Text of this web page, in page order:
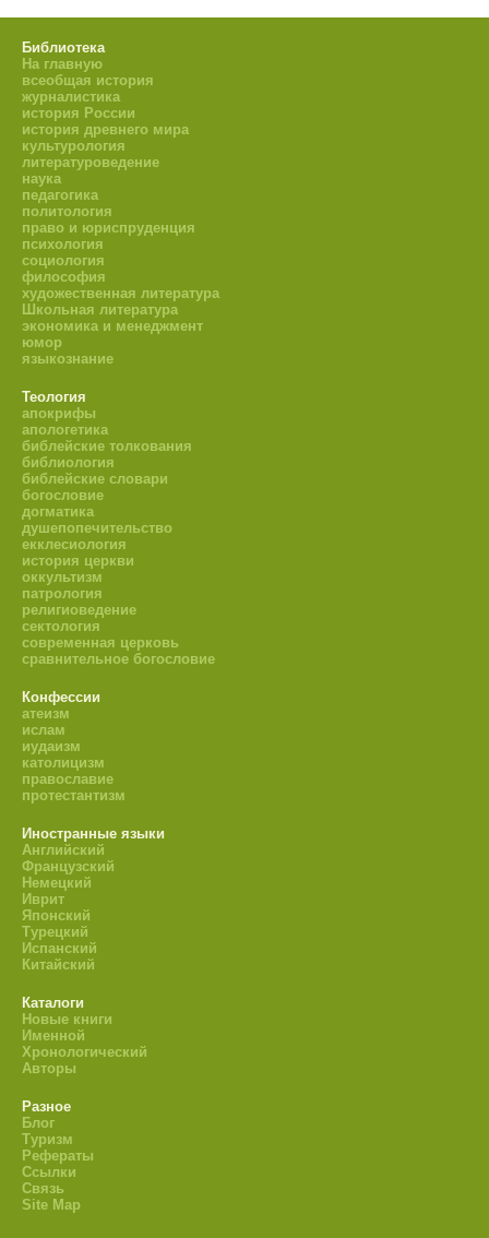
Библиотека
На главную
всеобщая история
журналистика
история России
история древнего мира
культурология
литературоведение
наука
педагогика
политология
право и юриспруденция
психология
социология
философия
художественная литература
Школьная литература
экономика и менеджмент
юмор
языкознание
Теология
апокрифы
апологетика
библейские толкования
библиология
библейские словари
богословие
догматика
душепопечительство
екклесиология
история церкви
оккультизм
патрология
религиоведение
сектология
современная церковь
сравнительное богословие
Конфессии
атеизм
ислам
иудаизм
католицизм
православие
протестантизм
Иностранные языки
Английский
Французский
Немецкий
Иврит
Японский
Турецкий
Испанский
Китайский
Каталоги
Новые книги
Именной
Хронологический
Авторы
Разное
Блог
Туризм
Рефераты
Ссылки
Связь
Site Map